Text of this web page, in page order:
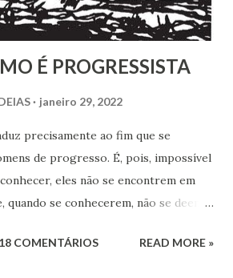
É PROGRESSISTA
janeiro 29, 2022
precisamente ao fim que se
de progresso. É, pois, impossível
eles não se encontrem em
se conhecerem, não se deem -
preconceitos sociais, a rotina, o
18 COMENTÁRIOS READ MORE »